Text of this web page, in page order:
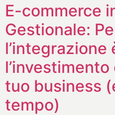
E-commerce
Gestionale:
l’integrazione
tuo business
tempo)